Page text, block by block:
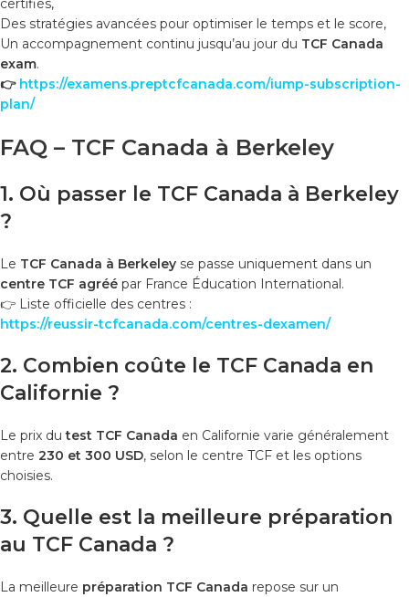
certifiés,
Des stratégies avancées pour optimiser le temps et le score,
Un accompagnement continu jusqu’au jour du TCF Canada
exam.
👉 https://examens.preptcfcanada.com/iump-subscription-
plan/
FAQ – TCF Canada à Berkeley
1. Où passer le TCF Canada à Berkeley
?
Le TCF Canada à Berkeley se passe uniquement dans un
centre TCF agréé par France Éducation International.
👉 Liste officielle des centres :
https://reussir-tcfcanada.com/centres-dexamen/
2. Combien coûte le TCF Canada en
Californie ?
Le prix dutest TCF Canada en Californie varie généralement
entre 230 et 300 USD, selon le centre TCF et les options
choisies.
3. Quelle est la meilleure préparation
au TCF Canada ?
La meilleure préparation TCF Canada repose sur un